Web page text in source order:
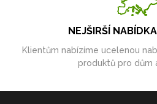
NEJŠIRŠÍ
Klientům nabízíme ucelenou
produktů pro dům